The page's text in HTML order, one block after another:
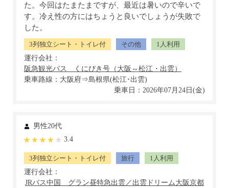
た。今回はたまたまですが、最近は暑いので辛いで
す。冷え性の方にはちょうと良いでしょうが失敗で
した。
3列独立シート・トイレ付 その他
1人利用
運行会社：
乗車路線：大阪府⇒島根県(松江･出雲)
乗車日：2026年07月24日(金)
男性20代
3.4
3列独立シート・トイレ付 旅行
1人利用
運行会社：